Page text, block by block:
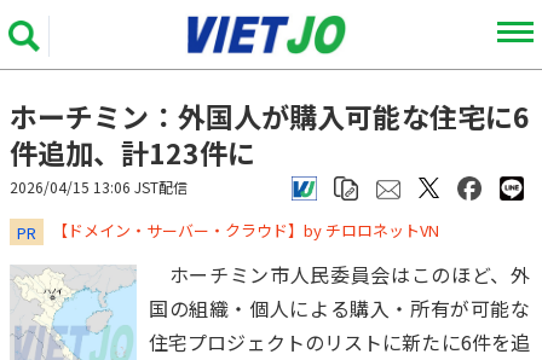
ホーチミン：外国人が購入可能な住宅に6
件追加、計123件に
2026/04/15 13:06 JST配信
PR ​​​​​​​【ドメイン・サーバー・クラウド】by チロロネットVN
ホーチミン市人民委員会はこのほど、外
国の組織・個人による購入・所有が可能な
住宅プロジェクトのリストに新たに6件を追